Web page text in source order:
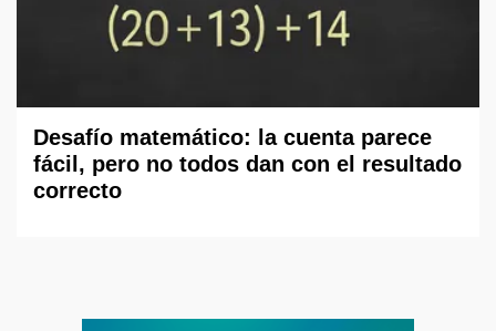
Desafío matemático: la cuenta parece
fácil, pero no todos dan con el resultado
correcto